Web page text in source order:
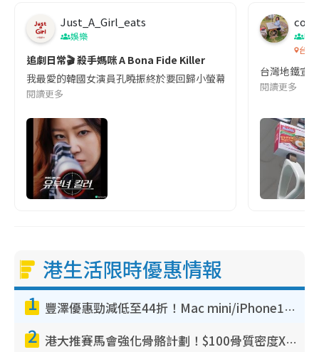
Just_A_Girl_eats
娛樂
追劇日常🎬 殺手媽咪 A Bona Fide Killer
我最愛的韓國女演員孔曉振終於要回歸小螢幕啦!這次的劇本改編
閱讀更多
co
吹
台灣
台灣地鐵宣
閱讀更多
港生活限時優惠情報
1 豐澤優惠勁減低至44折！Mac mini/iPhone17Pro大減價！廚房家電$220起
2 港大推賽馬會強化骨骼計劃！$100骨質密度X光檢查 完成免費運動訓練送超市禮券！附參加資格